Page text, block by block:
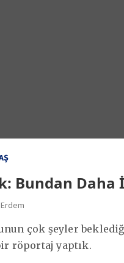
Bundan Daha
çok şeyler
röportaj yaptık.